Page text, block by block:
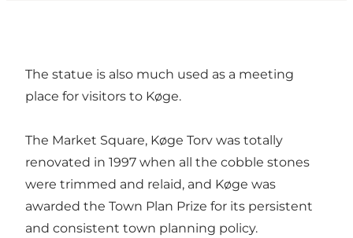
The statue is also much used as a meeting
place for visitors to Køge.
The Market Square, Køge Torv was totally
renovated in 1997 when all the cobble stones
were trimmed and relaid, and Køge was
awarded the Town Plan Prize for its persistent
and consistent town planning policy.